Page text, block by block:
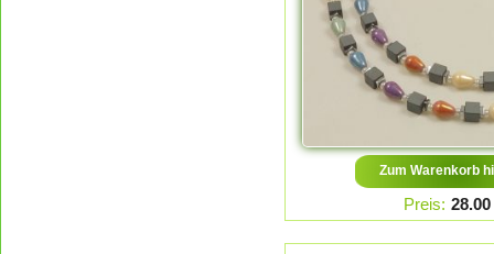
Zum Warenkorb
Preis: 28.00